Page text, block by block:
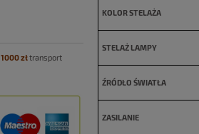
1000 złtransport
KOLOR STELAŻA
STELAŻ LAMPY
ŹRÓDŁO ŚWIATŁA
ZASILANIE